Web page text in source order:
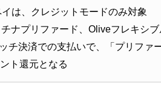
は、クレジットモードのみ対象
ナプリファード、Oliveフレキシ
チ決済での支払いで、「プリファ
ト還元となる